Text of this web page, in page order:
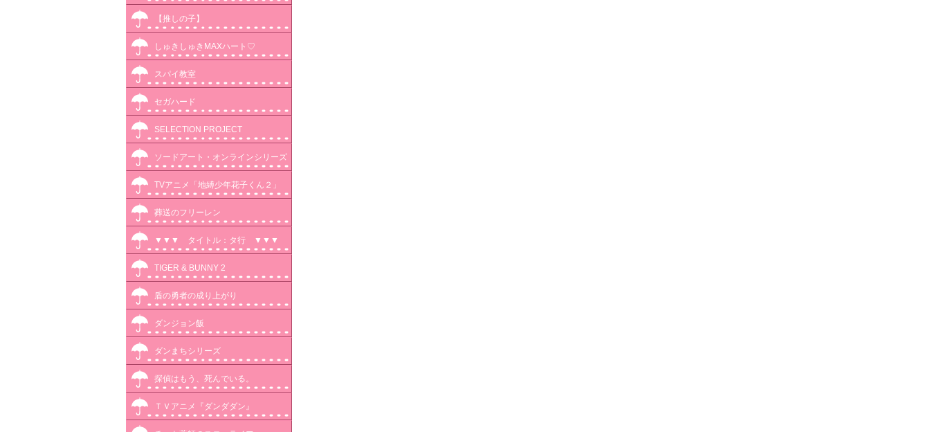
【推しの子】
しゅきしゅきMAXハート♡
スパイ教室
セガハード
SELECTION PROJECT
ソードアート・オンラインシリーズ
TVアニメ「地縛少年花子くん２」
葬送のフリーレン
▼▼▼ タイトル：タ行 ▼▼▼
TIGER & BUNNY 2
盾の勇者の成り上がり
ダンジョン飯
ダンまちシリーズ
探偵はもう、死んでいる。
ＴＶアニメ『ダンダダン』